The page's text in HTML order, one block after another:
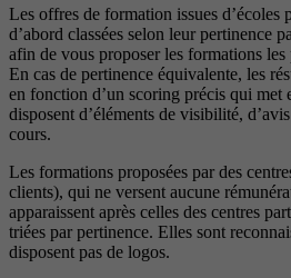
Les offres de formation issues d’écoles
d’abord classées selon leur pertinence
afin de vous proposer les formations les
En cas de pertinence équivalente, les
en fonction d’un scoring précis qui met
disposent d’éléments de visibilité,
cours.
Les formations proposées par des
clients), qui ne versent aucune
apparaissent après celles des centres
triées par pertinence. Elles sont
disposent pas de logos.